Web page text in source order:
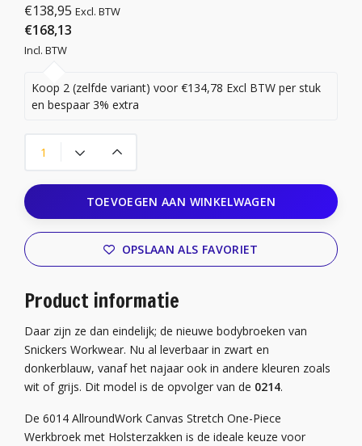
€138,95 Excl. BTW
€168,13
Incl. BTW
Koop 2 (zelfde variant) voor €134,78 Excl BTW per stuk
en bespaar 3% extra
TOEVOEGEN AAN WINKELWAGEN
OPSLAAN ALS FAVORIET
Product informatie
Daar zijn ze dan eindelijk; de nieuwe bodybroeken van
Snickers Workwear. Nu al leverbaar in zwart en
donkerblauw, vanaf het najaar ook in andere kleuren zoals
wit of grijs. Dit model is de opvolger van de 0214.
De 6014 AllroundWork Canvas Stretch One-Piece
Werkbroek met Holsterzakken is de ideale keuze voor